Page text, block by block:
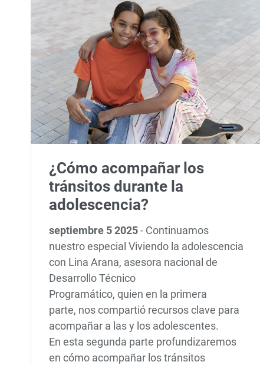
¿Cómo acompañar los
tránsitos durante la
adolescencia?
septiembre 5 2025- Continuamos
nuestro especial Viviendo la adolescencia
con Lina Arana, asesora nacional de
Desarrollo Técnico
Programático, quien en la primera
parte, nos compartió recursos clave para
acompañar a las y los adolescentes.
En esta segunda parte profundizaremos
en cómo acompañar los tránsitos